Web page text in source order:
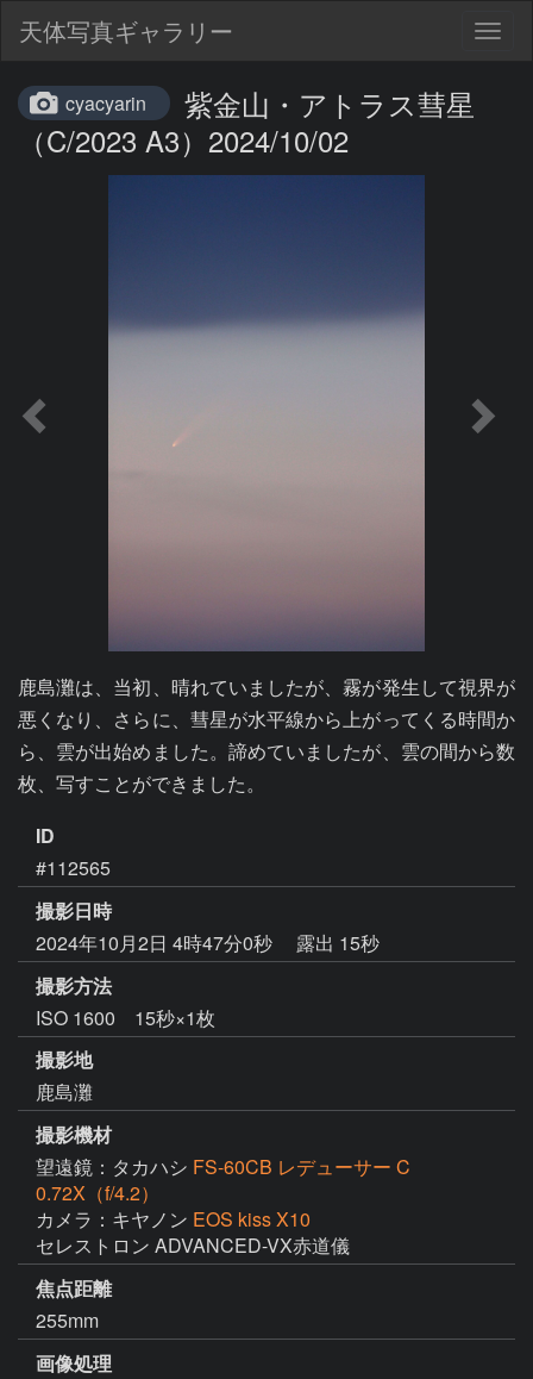
天体写真ギャラリー
cyacyarin
紫金山・アトラス彗星
（C/2023 A3）2024/10/02
鹿島灘は、当初、晴れていましたが、霧が発生して視界が
悪くなり、さらに、彗星が水平線から上がってくる時間か
ら、雲が出始めました。諦めていましたが、雲の間から数
枚、写すことができました。
ID
#112565
撮影日時
2024年10月2日 4時47分0秒
露出 15秒
撮影方法
ISO 1600 15秒×1枚
撮影地
鹿島灘
撮影機材
望遠鏡：タカハシ FS-60CB レデューサー C
0.72X（f/4.2）
カメラ：キヤノン EOS kiss X10
セレストロン ADVANCED-VX赤道儀
焦点距離
255mm
画像処理